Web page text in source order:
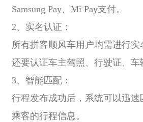
Samsung Pay、Mi Pay支付。
2、实名认证：
所有拼客顺风车用户均需进行
还要认证车主驾照、行驶证、车
3、智能匹配：
行程发布成功后，系统可以迅
乘客的行程信息。